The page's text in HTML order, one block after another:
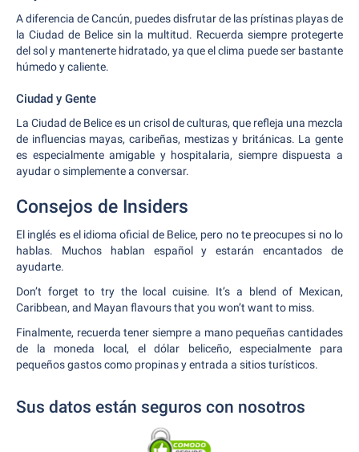
A diferencia de Cancún, puedes disfrutar de las prístinas playas de
la Ciudad de Belice sin la multitud. Recuerda siempre protegerte
del sol y mantenerte hidratado, ya que el clima puede ser bastante
húmedo y caliente.
Ciudad y Gente
La Ciudad de Belice es un crisol de culturas, que refleja una mezcla
de influencias mayas, caribeñas, mestizas y británicas. La gente
es especialmente amigable y hospitalaria, siempre dispuesta a
ayudar o simplemente a conversar.
Consejos de Insiders
El inglés es el idioma oficial de Belice, pero no te preocupes si no lo
hablas. Muchos hablan español y estarán encantados de
ayudarte.
Don’t forget to try the local cuisine. It’s a blend of Mexican,
Caribbean, and Mayan flavours that you won’t want to miss.
Finalmente, recuerda tener siempre a mano pequeñas cantidades
de la moneda local, el dólar beliceño, especialmente para
pequeños gastos como propinas y entrada a sitios turísticos.
Sus datos están seguros con nosotros